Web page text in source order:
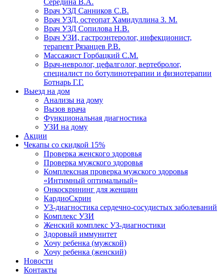
Середина В.А.
Врач УЗД Санников С.В.
Врач УЗД, остеопат Хамидуллина З. М.
Врач УЗД Сопилова Н.В.
Врач УЗИ, гастроэнтеролог, инфекционист,
терапевт Рязанцев Р.В.
Массажист Горбацкий С.М.
Врач-невролог, цефалголог, вертебролог,
специалист по ботулинотерапии и физиотерапии
Ботнарь Г.Г.
Выезд на дом
Анализы на дому
Вызов врача
Функциональная диагностика
УЗИ на дому
Акции
Чекапы со скидкой 15%
Проверка женского здоровья
Проверка мужского здоровья
Комплексная проверка мужского здоровья
«Интимный оптимальный»
Онкоcкрининг для женщин
КардиоСкрин
УЗ-диагностика сердечно-сосудистых заболеваний
Комплекс УЗИ
Женский комплекс УЗ-диагностики
Здоровый иммунитет
Хочу ребенка (мужской)
Хочу ребенка (женский)
Новости
Контакты